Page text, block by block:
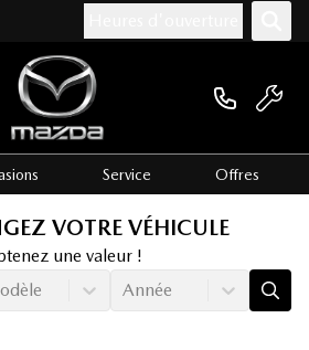
Service Offres
VOTRE VÉHICULE
une valeur !
Année